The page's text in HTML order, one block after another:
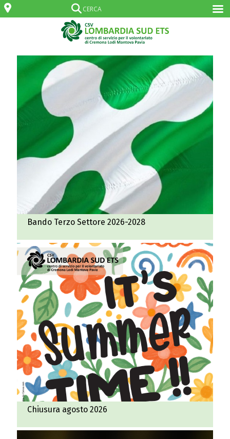
Bando Terzo Settore 2026-2028
Chiusura agosto 2026